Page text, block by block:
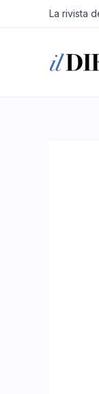
La rivista